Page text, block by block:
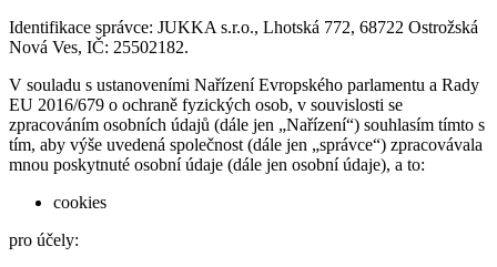
Identifikace správce: JUKKA s.r.o., Lhotská 772, 68722 Ostrožská
Nová Ves, IČ: 25502182.
V souladu s ustanoveními Nařízení Evropského parlamentu a Rady
EU 2016/679 o ochraně fyzických osob, v souvislosti se
zpracováním osobních údajů (dále jen „Nařízení“) souhlasím tímto s
tím, aby výše uvedená společnost (dále jen „správce“) zpracovávala
mnou poskytnuté osobní údaje (dále jen osobní údaje), a to:
cookies
pro účely: